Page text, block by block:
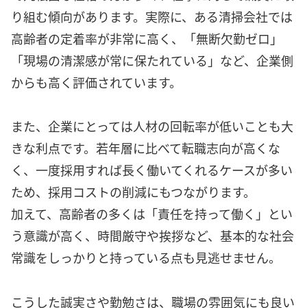
り組む傾向があります。実際に、ある清掃会社では
高齢者の定着率が非常に高く、「無断欠勤ゼロ」
「現場の清潔感が常に保たれている」など、企業側
からも高く評価されています。
また、企業にとっては人材の回転率が低いことも大
きな利点です。若年層に比べて転職志向が高くな
く、一度採用すれば長く働いてくれるケースが多い
ため、採用コストの削減にもつながります。
加えて、高齢者の多くは「責任を持って働く」とい
う意識が高く、時間厳守や挨拶など、基本的な社会
常識をしっかりと持っている点も見逃せません。
こうした誠実さや勤勉さは、職場の雰囲気にも良い